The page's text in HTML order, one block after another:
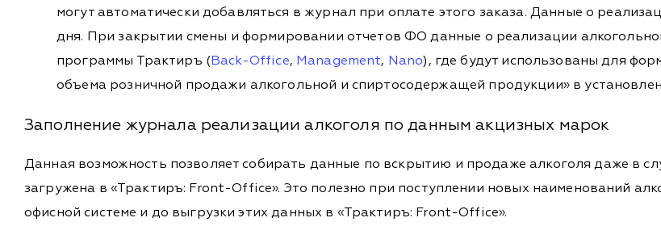
могут автоматически добавляться в журнал при оплате этого заказа. Данные о
дня. При закрытии смены и формировании отчетов ФО данные о реализации
программы Трактиръ ( Back-Office, Management, Nano), где будут использованы для
объема розничной продажи алкогольной и спиртосодержащей продукции» в
Заполнение журнала реализации алкоголя по данным акцизных марок
Данная возможность позволяет собирать данные по вскрытию и продаже алкоголя даже в
загружена в «Трактиръ: Front-Office». Это полезно при поступлении новых наименований
офисной системе и до выгрузки этих данных в «Трактиръ: Front-Office».